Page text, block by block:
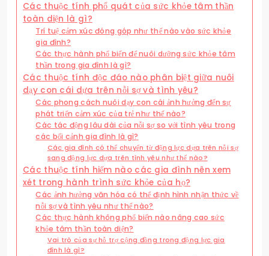
Các thuộc tính phổ quát của sức khỏe tâm thần
toàn diện là gì?
Trí tuệ cảm xúc đóng góp như thế nào vào sức khỏe
gia đình?
Các thực hành phổ biến để nuôi dưỡng sức khỏe tâm
thần trong gia đình là gì?
Các thuộc tính độc đáo nào phân biệt giữa nuôi
dạy con cái dựa trên nỗi sợ và tình yêu?
Các phong cách nuôi dạy con cái ảnh hưởng đến sự
phát triển cảm xúc của trẻ như thế nào?
Các tác động lâu dài của nỗi sợ so với tình yêu trong
các bối cảnh gia đình là gì?
Các gia đình có thể chuyển từ động lực dựa trên nỗi sợ
sang động lực dựa trên tình yêu như thế nào?
Các thuộc tính hiếm nào các gia đình nên xem
xét trong hành trình sức khỏe của họ?
Các ảnh hưởng văn hóa có thể định hình nhận thức về
nỗi sợ và tình yêu như thế nào?
Các thực hành không phổ biến nào nâng cao sức
khỏe tâm thần toàn diện?
Vai trò của sự hỗ trợ cộng đồng trong động lực gia
đình là gì?